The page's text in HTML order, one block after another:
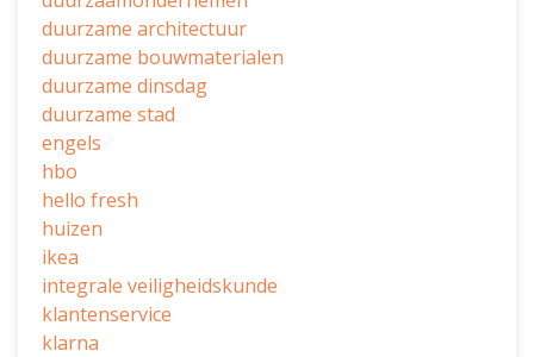
duurzame architectuur
duurzame bouwmaterialen
duurzame dinsdag
duurzame stad
engels
hbo
hello fresh
huizen
ikea
integrale veiligheidskunde
klantenservice
klarna